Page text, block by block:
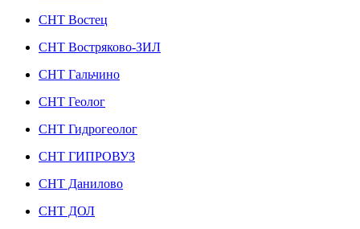
СНТ Востец
СНТ Востряково-ЗИЛ
СНТ Гальчино
СНТ Геолог
СНТ Гидрогеолог
СНТ ГИПРОВУЗ
СНТ Данилово
СНТ ДОЛ